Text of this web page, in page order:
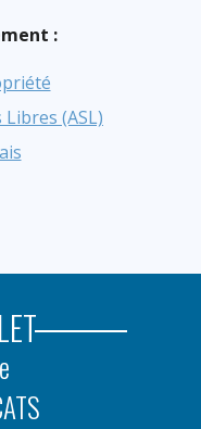
:
(ASL)